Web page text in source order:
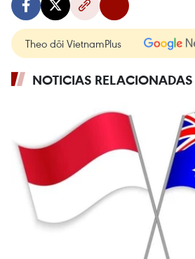
Theo dõi VietnamPlus
NOTICIAS RELACIONADAS